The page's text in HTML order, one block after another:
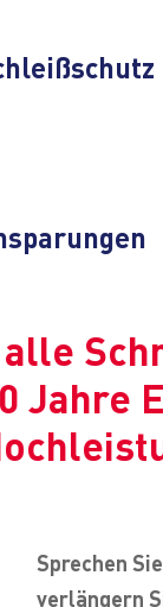
Jahre
Sprechen
verlängern